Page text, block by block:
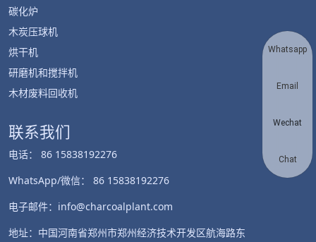
碳化炉
木炭压球机
烘干机
研磨机和搅拌机
木材废料回收机
联系我们
电话： 86 15838192276
WhatsApp/微信： 86 15838192276
电子邮件：info@charcoalplant.com
地址：中国河南省郑州市郑州经济技术开发区航海路东
Whatsapp
Email
Wechat
Chat